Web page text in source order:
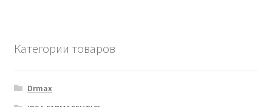
Категории товаров
Drmax